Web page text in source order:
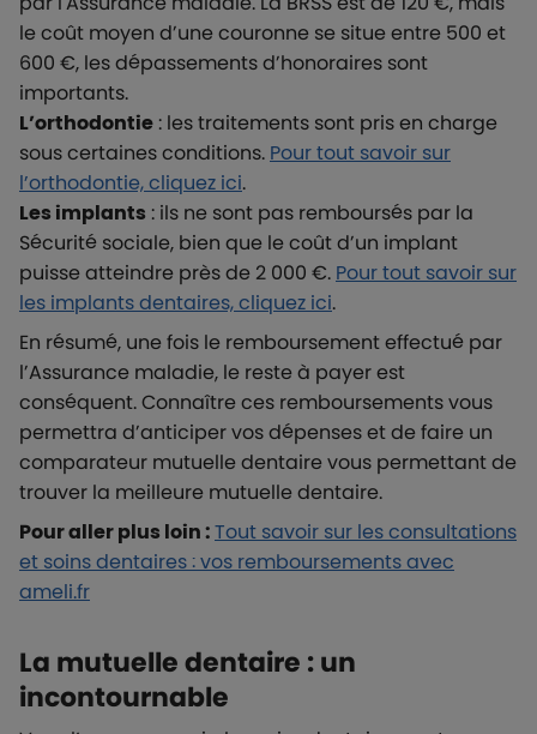
le coût moyen d’une couronne se situe entre 500 et
600 €, les dépassements d’honoraires sont
importants.
L’orthodontie : les traitements sont pris en charge
sous certaines conditions. Pour tout savoir sur
l’orthodontie, cliquez ici.
Les implants : ils ne sont pas remboursés par la
Sécurité sociale, bien que le coût d’un implant
puisse atteindre près de 2 000 €. Pour tout savoir sur
les implants dentaires, cliquez ici.
En résumé, une fois le remboursement effectué par
l’Assurance maladie, le reste à payer est
conséquent. Connaître ces remboursements vous
permettra d’anticiper vos dépenses et de faire un
comparateur mutuelle dentaire vous permettant de
trouver la meilleure mutuelle dentaire.
Pour aller plus loin :Tout savoir sur les consultations
et soins dentaires : vos remboursements avec
ameli.fr
La mutuelle dentaire : un
incontournable